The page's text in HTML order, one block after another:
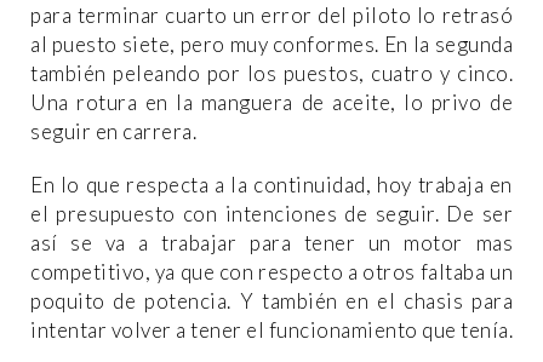
para terminar cuarto un error del piloto lo retrasó
al puesto siete, pero muy conformes. En la segunda
también peleando por los puestos, cuatro y cinco.
Una rotura en la manguera de aceite, lo privo de
seguir en carrera.
En lo que respecta a la continuidad, hoy trabaja en
el presupuesto con intenciones de seguir. De ser
así se va a trabajar para tener un motor mas
competitivo, ya que con respecto a otros faltaba un
poquito de potencia. Y también en el chasis para
intentar volver a tener el funcionamiento que tenía.